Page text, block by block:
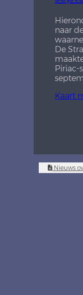
naar
De
Piriac-
Kaart
Nieuws